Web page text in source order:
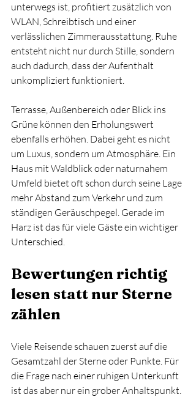
unterwegs ist, profitiert zusätzlich von
WLAN, Schreibtisch und einer
verlässlichen Zimmerausstattung. Ruhe
entsteht nicht nur durch Stille, sondern
auch dadurch, dass der Aufenthalt
unkompliziert funktioniert.
Terrasse, Außenbereich oder Blick ins
Grüne können den Erholungswert
ebenfalls erhöhen. Dabei geht es nicht
um Luxus, sondern um Atmosphäre. Ein
Haus mit Waldblick oder naturnahem
Umfeld bietet oft schon durch seine Lage
mehr Abstand zum Verkehr und zum
ständigen Geräuschpegel. Gerade im
Harz ist das für viele Gäste ein wichtiger
Unterschied.
Bewertungen richtig
lesen statt nur Sterne
zählen
Viele Reisende schauen zuerst auf die
Gesamtzahl der Sterne oder Punkte. Für
die Frage nach einer ruhigen Unterkunft
ist das aber nur ein grober Anhaltspunkt.